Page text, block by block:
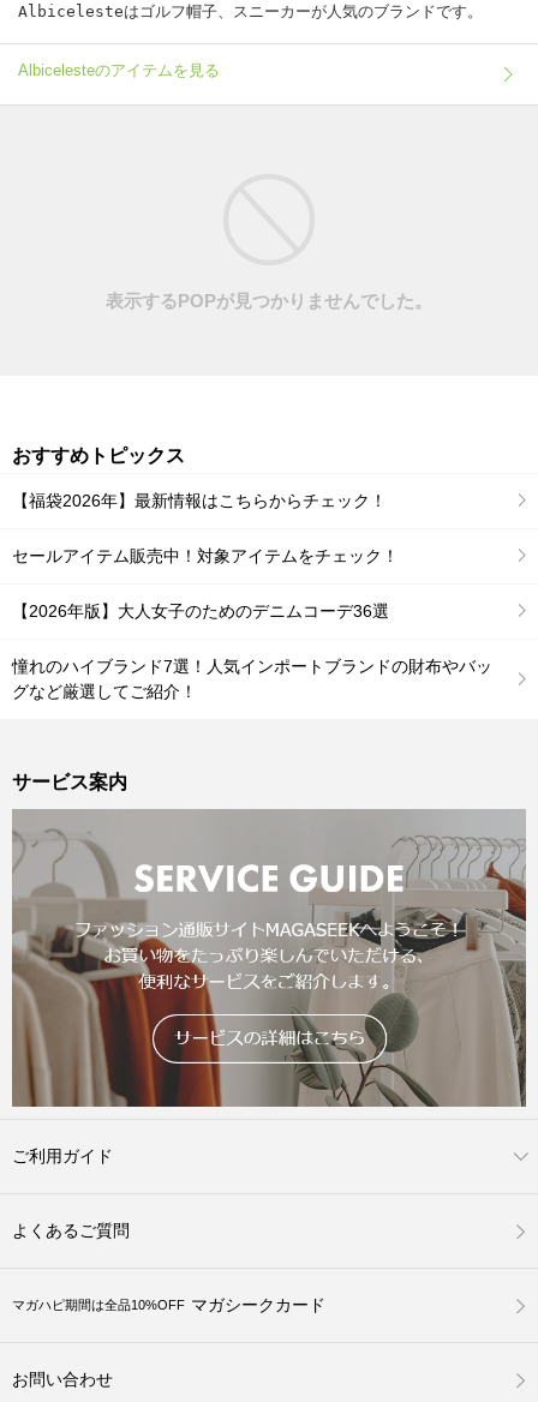
Albicelesteはゴルフ帽子、スニーカーが人気のブランドです。
Albicelesteのアイテムを見る
表示するPOPが見つかりませんでした。
おすすめトピックス
【福袋2026年】最新情報はこちらからチェック！
セールアイテム販売中！対象アイテムをチェック！
【2026年版】大人女子のためのデニムコーデ36選
憧れのハイブランド7選！人気インポートブランドの財布やバッ
グなど厳選してご紹介！
サービス案内
ご利用ガイド
よくあるご質問
マガハピ期間は全品10%OFF マガシークカード
お問い合わせ